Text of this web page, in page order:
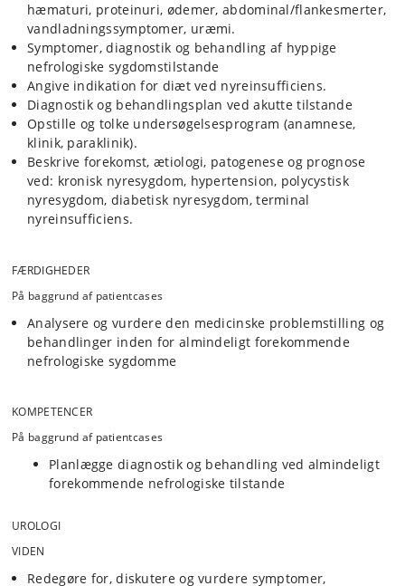
hæmaturi, proteinuri, ødemer, abdominal/flankesmerter,
vandladningssymptomer, uræmi.
Symptomer, diagnostik og behandling af hyppige
nefrologiske sygdomstilstande
Angive indikation for diæt ved nyreinsufficiens.
Diagnostik og behandlingsplan ved akutte tilstande
Opstille og tolke undersøgelsesprogram (anamnese,
klinik, paraklinik).
Beskrive forekomst, ætiologi, patogenese og prognose
ved: kronisk nyresygdom, hypertension, polycystisk
nyresygdom, diabetisk nyresygdom, terminal
nyreinsufficiens.
FÆRDIGHEDER
På baggrund af patientcases
Analysere og vurdere den medicinske problemstilling og
behandlinger inden for almindeligt forekommende
nefrologiske sygdomme
KOMPETENCER
På baggrund af patientcases
Planlægge diagnostik og behandling ved almindeligt
forekommende nefrologiske tilstande
UROLOGI
VIDEN
Redegøre for, diskutere og vurdere symptomer,